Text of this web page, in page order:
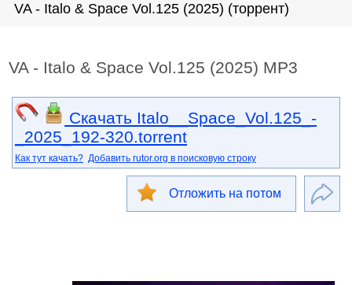
VA - Italo & Space Vol.125 (2025) (торрент)
VA - Italo & Space Vol.125 (2025) MP3
Скачать Italo__Space_Vol.125_-
_2025_192-320.torrent
Как тут качать? Добавить rutor.org в поисковую строку
Отложить на потом